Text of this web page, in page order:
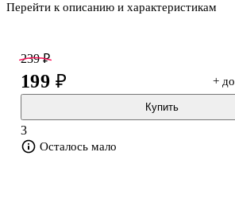
специальный штихель, инструкция.
Перейти к описанию и характеристикам
239 ₽
199 ₽ + до
Купить
3
Осталось мало